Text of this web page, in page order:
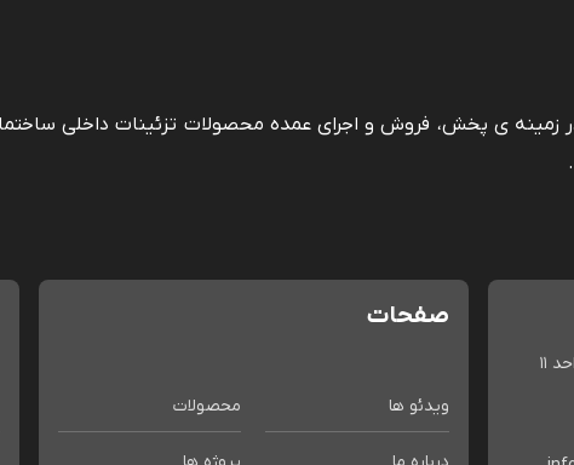
زمینه ی پخش، فروش و اجرای عمده محصولات تزئینات داخلی
11
صفحات
ویدئو ها محصولات